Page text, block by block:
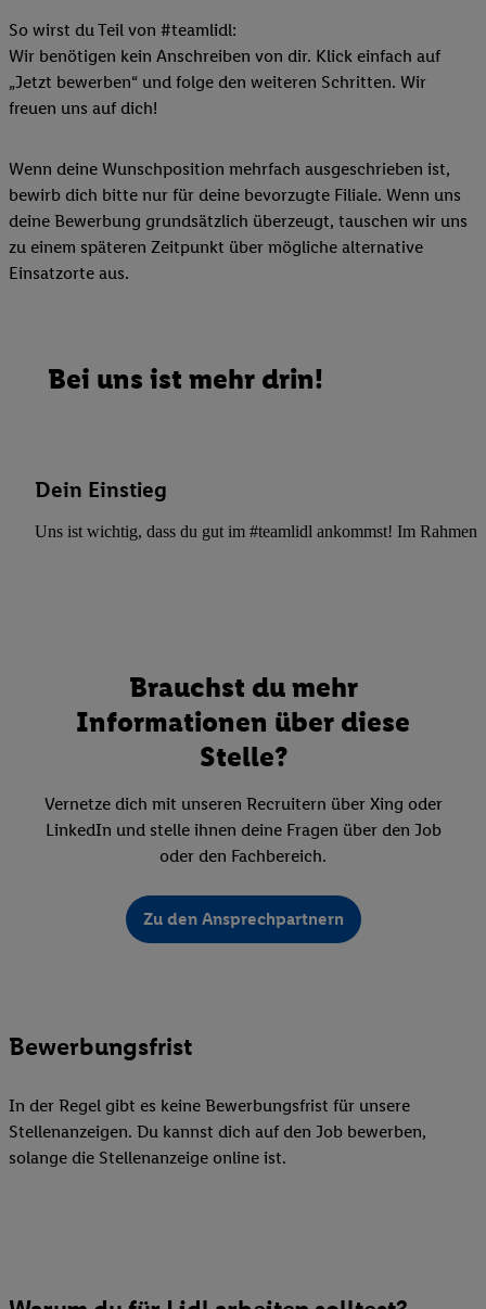
So wirst du Teil von #teamlidl:
Wir benötigen kein Anschreiben von dir. Klick einfach auf
„Jetzt bewerben“ und folge den weiteren Schritten. Wir
freuen uns auf dich!
Wenn deine Wunschposition mehrfach ausgeschrieben ist,
bewirb dich bitte nur für deine bevorzugte Filiale. Wenn uns
deine Bewerbung grundsätzlich überzeugt, tauschen wir uns
zu einem späteren Zeitpunkt über mögliche alternative
Einsatzorte aus.
Bei uns ist mehr drin!
Dein Einstieg
Uns ist wichtig, dass du gut im #teamlidl ankommst! Im Rahmen
Brauchst du mehr
Informationen über diese
Stelle?
Vernetze dich mit unseren Recruitern über Xing oder
LinkedIn und stelle ihnen deine Fragen über den Job
oder den Fachbereich.
Zu den Ansprechpartnern
Bewerbungsfrist
In der Regel gibt es keine Bewerbungsfrist für unsere
Stellenanzeigen. Du kannst dich auf den Job bewerben,
solange die Stellenanzeige online ist.